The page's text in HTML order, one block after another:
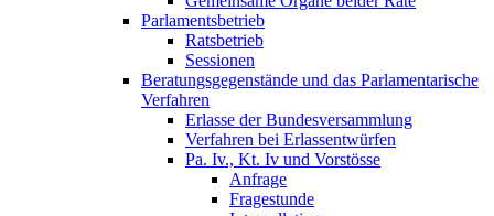
Parlamentsbetrieb
Ratsbetrieb
Sessionen
Beratungsgegenstände und das Parlamentarische
Verfahren
Erlasse der Bundesversammlung
Verfahren bei Erlassentwürfen
Pa. Iv., Kt. Iv und Vorstösse
Anfrage
Fragestunde